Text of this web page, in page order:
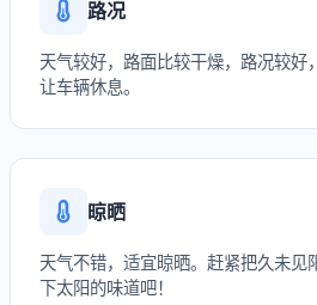
路况
天气较好，路面比较干燥，路况较好
让车辆休息。
晾晒
天气不错，适宜晾晒。赶紧把久未见
下太阳的味道吧！